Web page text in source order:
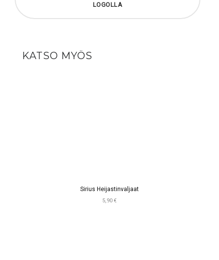
LOGOLLA
KATSO MYÖS
Sirius Heijastinvaljaat
5,90 €